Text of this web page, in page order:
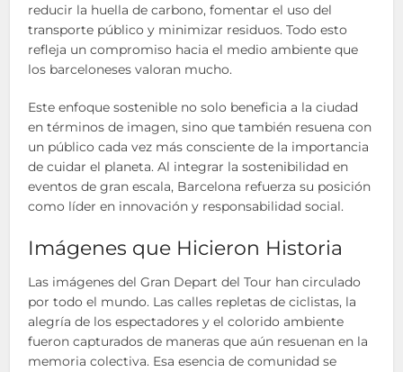
reducir la huella de carbono, fomentar el uso del
transporte público y minimizar residuos. Todo esto
refleja un compromiso hacia el medio ambiente que
los barceloneses valoran mucho.
Este enfoque sostenible no solo beneficia a la ciudad
en términos de imagen, sino que también resuena con
un público cada vez más consciente de la importancia
de cuidar el planeta. Al integrar la sostenibilidad en
eventos de gran escala, Barcelona refuerza su posición
como líder en innovación y responsabilidad social.
Imágenes que Hicieron Historia
Las imágenes del Gran Depart del Tour han circulado
por todo el mundo. Las calles repletas de ciclistas, la
alegría de los espectadores y el colorido ambiente
fueron capturados de maneras que aún resuenan en la
memoria colectiva. Esa esencia de comunidad se